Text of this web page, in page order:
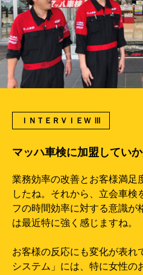
ＩＮＴＥＲＶＩＥＷ Ⅲ
マッハ車検に加盟してい
業務効率の改善とお客様満足
したね。それから、立会車検
フの時間効率に対する意識が
は最近特に強く感じますね。
お客様の反応にも変化が表れ
システム」には、特に女性の